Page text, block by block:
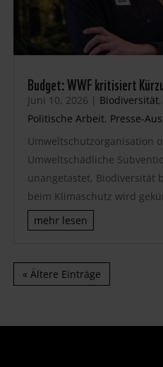
Budget: WWF kritisiert
Juni 10, 2026 | Biodiversität,
Politische Arbeit, Presse-
Umweltschutzorganisation
Umweltschädliche
unangetastet, Biodiversität
beim Klimaschutz wird
mehr lesen
« Ältere Einträge